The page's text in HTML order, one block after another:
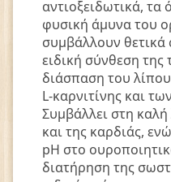
αντιοξειδωτικά, τα
φυσική άμυνα του
συμβάλλουν θετικά
ειδική σύνθεση
διάσπαση του
L-καρνιτίνης και
Συμβάλλει στη
και της καρδιάς,
pH στο
διατήρηση της